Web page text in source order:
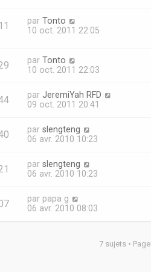
par Tonto
10 oct. 2011 22:05
par Tonto
10 oct. 2011 22:03
par JeremiYah RFD
09 oct. 2011 20:41
par slengteng
06 avr. 2010 10:23
par slengteng
06 avr. 2010 10:23
par papa g
06 avr. 2010 08:03
7 sujets • Page